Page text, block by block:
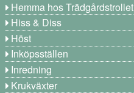
Hemma hos Trädgårdstrollet
Hiss & Diss
Höst
Inköpsställen
Inredning
Krukväxter